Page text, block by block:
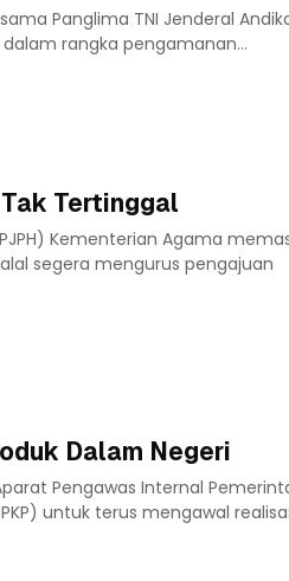
Panglima TNI Jenderal
rangka pengamanan...
Tertinggal
Kementerian Agama
segera mengurus pengajuan
Dalam Negeri
Pengawas Internal
untuk terus mengawal